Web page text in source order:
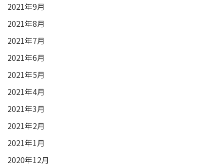
2021年9月
2021年8月
2021年7月
2021年6月
2021年5月
2021年4月
2021年3月
2021年2月
2021年1月
2020年12月